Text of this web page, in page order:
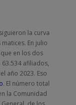
la curva
En julio
en los dos
afiliados,
año 2023. Eso
. El número total
la Comunidad